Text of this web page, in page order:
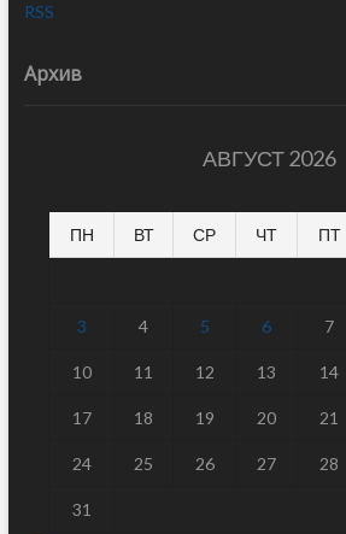
RSS
Архив
АВГУСТ 2026
ПН ВТ СР ЧТ ПТ
3 4 5 6 7
10 11 12 13 14
17 18 19 20 21
24 25 26 27 28
31